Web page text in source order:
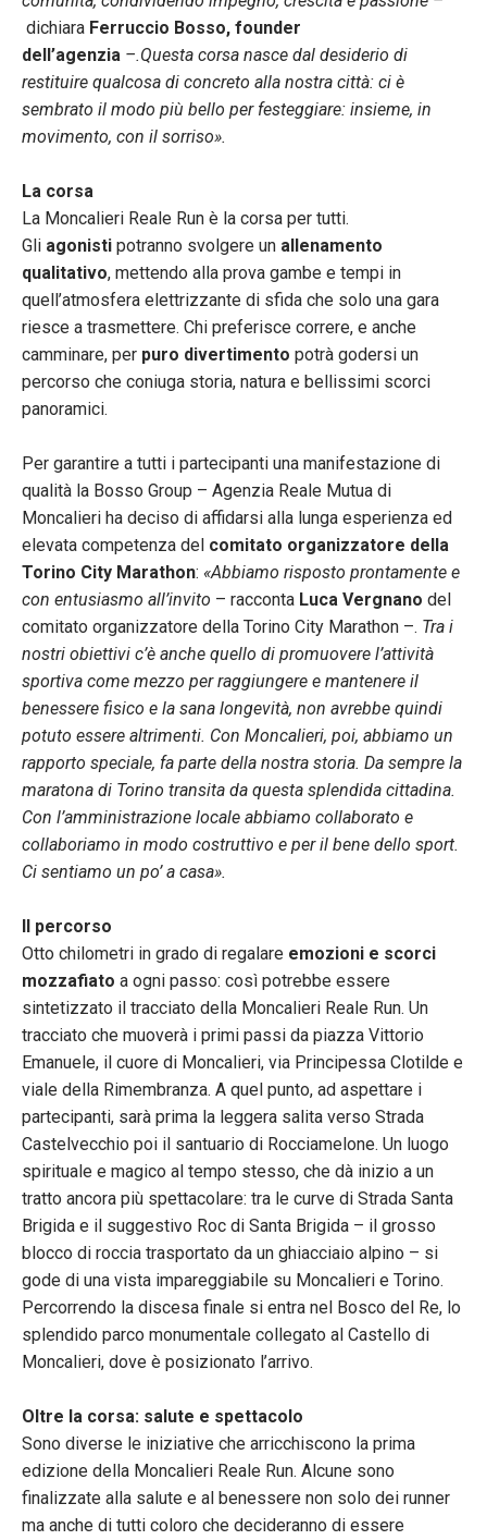
dichiara Ferruccio Bosso, founder
dell’agenzia –.Questa corsa nasce dal desiderio di
restituire qualcosa di concreto alla nostra città: ci è
sembrato il modo più bello per festeggiare: insieme, in
movimento, con il sorriso».
La corsa
La Moncalieri Reale Run è la corsa per tutti.
Gli agonisti potranno svolgere un allenamento
qualitativo, mettendo alla prova gambe e tempi in
quell’atmosfera elettrizzante di sfida che solo una gara
riesce a trasmettere. Chi preferisce correre, e anche
camminare, per puro divertimento potrà godersi un
percorso che coniuga storia, natura e bellissimi scorci
panoramici.
Per garantire a tutti i partecipanti una manifestazione di
qualità la Bosso Group – Agenzia Reale Mutua di
Moncalieri ha deciso di affidarsi alla lunga esperienza ed
elevata competenza del comitato organizzatore della
Torino City Marathon: «Abbiamo risposto prontamente e
con entusiasmo all’invito – racconta Luca Vergnano del
comitato organizzatore della Torino City Marathon –. Tra i
nostri obiettivi c’è anche quello di promuovere l’attività
sportiva come mezzo per raggiungere e mantenere il
benessere fisico e la sana longevità, non avrebbe quindi
potuto essere altrimenti. Con Moncalieri, poi, abbiamo un
rapporto speciale, fa parte della nostra storia. Da sempre la
maratona di Torino transita da questa splendida cittadina.
Con l’amministrazione locale abbiamo collaborato e
collaboriamo in modo costruttivo e per il bene dello sport.
Ci sentiamo un po’ a casa».
Il percorso
Otto chilometri in grado di regalare emozioni e scorci
mozzafiato a ogni passo: così potrebbe essere
sintetizzato il tracciato della Moncalieri Reale Run. Un
tracciato che muoverà i primi passi da piazza Vittorio
Emanuele, il cuore di Moncalieri, via Principessa Clotilde e
viale della Rimembranza. A quel punto, ad aspettare i
partecipanti, sarà prima la leggera salita verso Strada
Castelvecchio poi il santuario di Rocciamelone. Un luogo
spirituale e magico al tempo stesso, che dà inizio a un
tratto ancora più spettacolare: tra le curve di Strada Santa
Brigida e il suggestivo Roc di Santa Brigida – il grosso
blocco di roccia trasportato da un ghiacciaio alpino – si
gode di una vista impareggiabile su Moncalieri e Torino.
Percorrendo la discesa finale si entra nel Bosco del Re, lo
splendido parco monumentale collegato al Castello di
Moncalieri, dove è posizionato l’arrivo.
Oltre la corsa: salute e spettacolo
Sono diverse le iniziative che arricchiscono la prima
edizione della Moncalieri Reale Run. Alcune sono
finalizzate alla salute e al benessere non solo dei runner
ma anche di tutti coloro che decideranno di essere